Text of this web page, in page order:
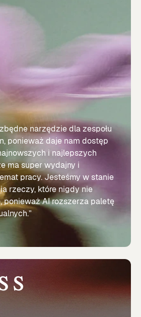
narzędzie dla zespołu
ponieważ daje nam dostęp
i najlepszych
ma super wydajny i
pracy. Jesteśmy w stanie
rzeczy, które nigdy nie
ponieważ AI rozszerza paletę